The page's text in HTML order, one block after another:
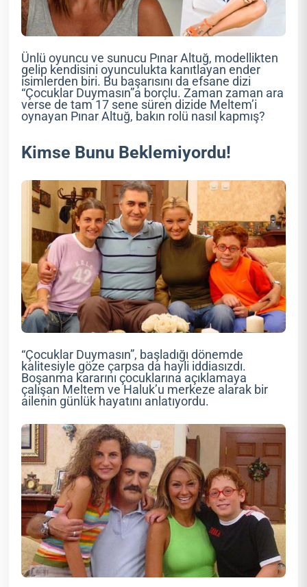
Ünlü oyuncu ve sunucu Pınar Altuğ, modellikten
gelip kendisini oyunculukta kanıtlayan ender
isimlerden biri. Bu başarısını da efsane dizi
“Çocuklar Duymasın”a borçlu. Zaman zaman ara
verse de tam 17 sene süren dizide Meltem’i
oynayan Pınar Altuğ, bakın rolü nasıl kapmış?
Kimse Bunu Beklemiyordu!
“Çocuklar Duymasın”, başladığı dönemde
kalitesiyle göze çarpsa da hayli iddiasızdı.
Boşanma kararını çocuklarına açıklamaya
çalışan Meltem ve Haluk’u merkeze alarak bir
ailenin günlük hayatını anlatıyordu.